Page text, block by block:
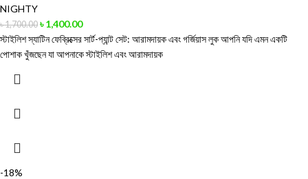
NIGHTY
৳1,700.00 ৳1,400.00
স্টাইলিশ স্যাটিন ফেব্রিক্সের সার্ট-প্যান্ট সেট: আরামদায়ক এবং গর্জিয়াস লুক আপনি যদি এমন একটি
পোশাক খুঁজছেন যা আপনাকে স্টাইলিশ এবং আরামদায়ক
-18%